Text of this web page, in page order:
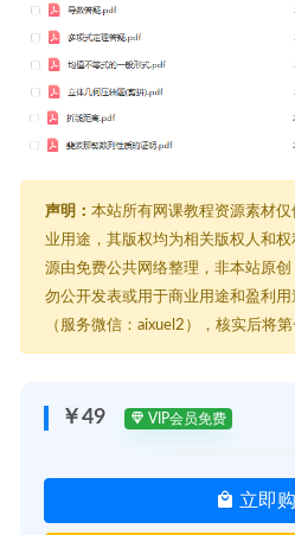
声明： 本站所有网课教程资源素材
业用途，其版权均为相关版权人和
源由免费公共网络整理，非本站原
勿公开发表或用于商业用途和盈利
（服务微信：aixuel2），核实后将
￥49 VIP会员免费
立即